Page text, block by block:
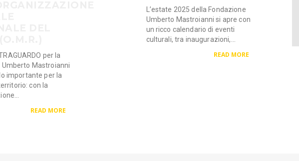
per la
Umberto Mastroianni
importante per la
con la
READ MORE
L’estate 2025 della Fondazione
Umberto Mastroianni si apre con
un ricco calendario di eventi
culturali, tra inaugurazioni,...
READ MORE